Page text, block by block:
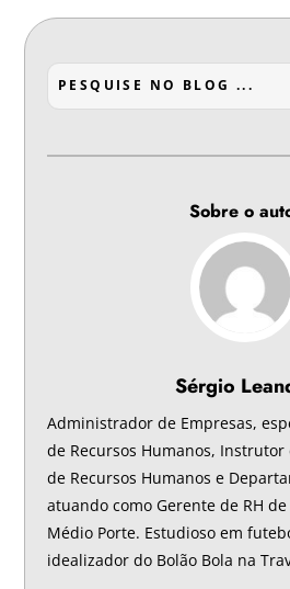
Sobre o
Sérgio
Administrador de Empresas,
de Recursos Humanos, Instrutor
de Recursos Humanos e
atuando como Gerente de RH
Médio Porte. Estudioso em
idealizador do Bolão Bola na